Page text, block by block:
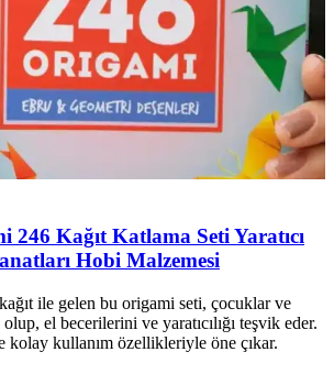
Kağıt Katlama Seti Yaratıcı
Hobi Malzemesi
ile gelen bu origami seti, çocuklar ve
el becerilerini ve yaratıcılığı teşvik eder.
kolay kullanım özellikleriyle öne çıkar.